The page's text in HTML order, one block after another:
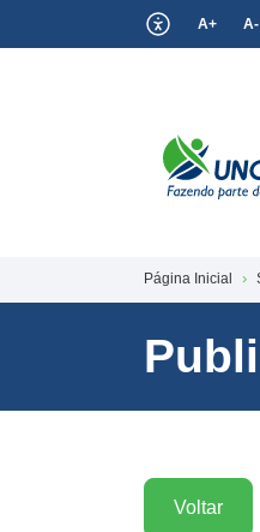
A+ A-
Página Inicial
Voltar